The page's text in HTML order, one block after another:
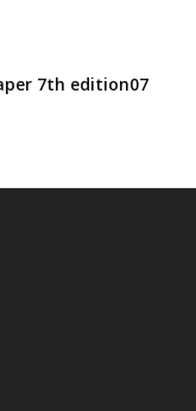
7th edition07